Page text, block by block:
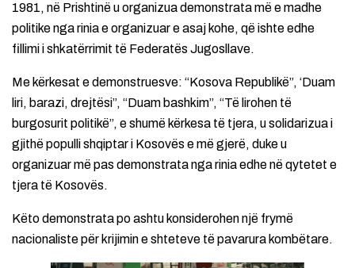
1981, në Prishtinë u organizua demonstrata më e madhe
politike nga rinia e organizuar e asaj kohe, që ishte edhe
fillimi i shkatërrimit të Federatës Jugosllave.
Me kërkesat e demonstruesve: “Kosova Republikë”, ‘Duam
liri, barazi, drejtësi”, “Duam bashkim”, “Të lirohen të
burgosurit politikë”, e shumë kërkesa të tjera, u solidarizua i
gjithë populli shqiptar i Kosovës e më gjerë, duke u
organizuar më pas demonstrata nga rinia edhe në qytetet e
tjera të Kosovës.
Këto demonstrata po ashtu konsiderohen një frymë
nacionaliste për krijimin e shteteve të pavarura kombëtare.